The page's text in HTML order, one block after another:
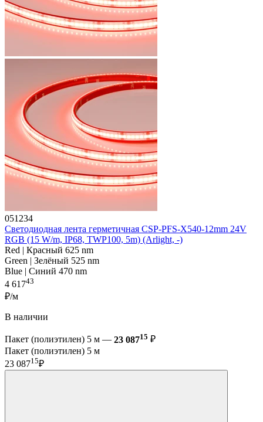
051234
Светодиодная лента герметичная CSP-PFS-X540-12mm 24V
RGB (15 W/m, IP68, TWP100, 5m) (Arlight, -)
Red | Красный 625 nm
Green | Зелёный 525 nm
Blue | Синий 470 nm
4 61743
₽/м
В наличии
Пакет (полиэтилен) 5 м — 23 08715 ₽
Пакет (полиэтилен) 5 м
23 08715₽